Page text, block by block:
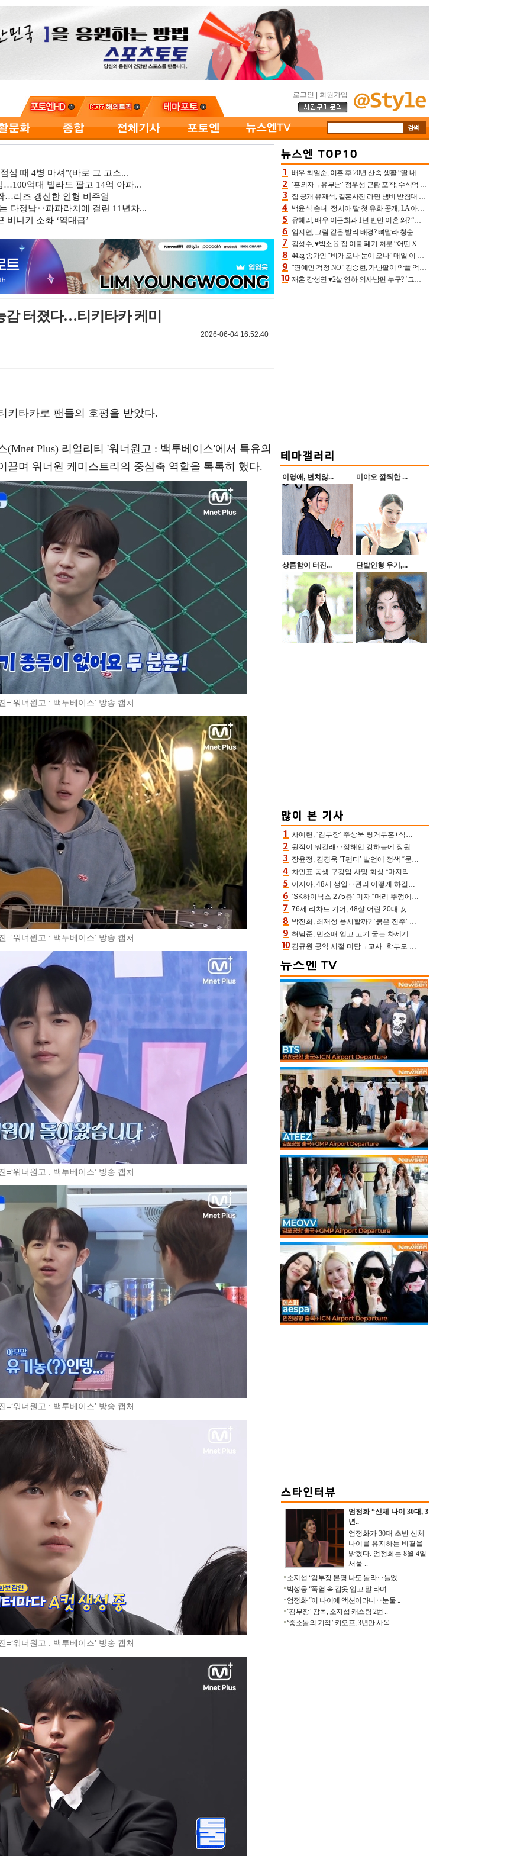
로그인 회원가입
심 때 4병 마셔”(바로 그 고소...
억대 빌라도 팔고 14억 아파...
…리즈 갱신한 인형 비주얼
다정남‥파파라치에 걸린 11년차...
비니키 소화 ‘역대급’
감 터졌다…티키타카 케미
2026-06-04 16:52:40
키타카로 팬들의 호평을 받았다.
Plus) 리얼리티 '워너원고 : 백투베이스'에서 특유의
끌며 워너원 케미스트리의 중심축 역할을 톡톡히 했다.
=‘워너원고 : 백투베이스’ 방송 캡처
=‘워너원고 : 백투베이스’ 방송 캡처
=‘워너원고 : 백투베이스’ 방송 캡처
=‘워너원고 : 백투베이스’ 방송 캡처
=‘워너원고 : 백투베이스’ 방송 캡처
배우 최일순, 이혼 후 20년 산속 생활 “딸 내가 버렸다고 원망‥맘 아파”(특종)[어제TV]
‘혼외자→유부남’ 정우성 근황 포착, 수식억 해킹 피해 후배 만났다 “존경하는”
집 공개 유재석, 결혼사진 라면 냄비 받침대 되고 분노‥가족사진도 피해(놀뭐)[어제TV]
백윤식 손녀+정시아 딸 첫 유화 공개, LA 아트쇼→서울국제조각페스타 작가다운 수준급 실력
유혜리, 배우 이근희과 1년 반만 이혼 왜? “식칼 꽂고 의자 던져” 충격 폭로(특종)[어제TV]
임지연, 그림 같은 발리 배경? 뼈말라 청순 비키니 핏에 상대 안 되네
김성수, ♥박소윤 집 이불 폐기 처분 “어떤 X이랑 썼을지 몰라” 질투(신랑수업2)[어제TV]
44kg 송가인 “비가 오나 눈이 오나” 매일 이 운동, 허벅지 근육량 상승+체지방 감소
“연예인 걱정 NO” 김승현, 가난팔이 악플 억울할만‥아내+딸과 日 여행
재혼 강성연 ♥2살 연하 의사남편 누구? ‘그알’ 자문의에 훈남 비주얼 초엘리트 스펙 [종합]
이영애, 변치않... 미야오 깜찍한 ...
상큼함이 터진... 단발인형 우기,...
차예련, ‘김부장’ 주상욱 링거투혼+식스팩 비화 “옷 벗는데 아저씨는 안 된다고”(차장금)
원작이 뭐길래‥정해인 강하늘에 장원영까지 참여한 이 영화
장윤정, 김경욱 ‘T팬티’ 발언에 정색 “묻지 않았는데, 그것도 성희롱”(장공장)
차인표 동생 구강암 사망 회상 “마지막 순간 동생 손 잡아준 신애라, 두고두고 고마워” (신애라이프)
이지아, 48세 생일‥관리 어떻게 하길래 놀라운 동안 미모
‘SK하이닉스 275층’ 미자 “머리 뚜껑에서 사, 주식만 안 해도 돈 버는 것”
76세 리차드 기어, 48살 어린 20대 女배우와 로맨스‥허리 감싼 손 포착[할리우드비하인드]
박진희, 최재성 용서할까? ‘붉은 진주’ 오늘(7일) 결말 나온다
허남준, 민소매 입고 고기 굽는 차세계 실존…영케이도 감탄한 팔근육(공케이)
김규원 공익 시절 미담→교사+학부모 추가 미담 속출 “휠체어 탄 아이와 산책도”[종합]
엄정화 “신체 나이 30대, 3
년..
엄정화가 30대 초반 신체
나이를 유지하는 비결을
밝혔다. 엄정화는 8월 4일
서울 ..
소지섭 “김부장 본명 나도 몰라‥들었..
박성웅 “폭염 속 갑옷 입고 말 타며 ..
엄정화 “이 나이에 액션이라니‥눈물 ..
‘김부장’ 감독, 소지섭 캐스팅 2번 ..
‘중소돌의 기적’ 키오프, 3년만 사옥..